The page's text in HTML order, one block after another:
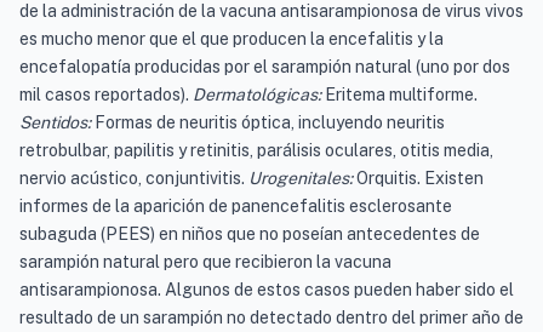
de la administración de la vacuna antisarampionosa de virus vivos
es mucho menor que el que producen la encefalitis y la
encefalopatía producidas por el sarampión natural (uno por dos
mil casos reportados). Dermatológicas: Eritema multiforme.
Sentidos: Formas de neuritis óptica, incluyendo neuritis
retrobulbar, papilitis y retinitis, parálisis oculares, otitis media,
nervio acústico, conjuntivitis. Urogenitales:Orquitis. Existen
informes de la aparición de panencefalitis esclerosante
subaguda (PEES) en niños que no poseían antecedentes de
sarampión natural pero que recibieron la vacuna
antisarampionosa. Algunos de estos casos pueden haber sido el
resultado de un sarampión no detectado dentro del primer año de